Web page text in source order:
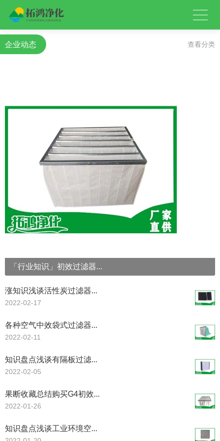
企业动态 查看分类
「行业知识」初效过滤器...
涨知识浅谈活性炭过滤器...
2022-02-17
各种空气中效袋式过滤器...
2022-02-11
知识盘点浅谈有隔板过滤...
2022-02-05
果断收藏总结购买G4初效...
2022-01-26
知识盘点浅谈工业环境空...